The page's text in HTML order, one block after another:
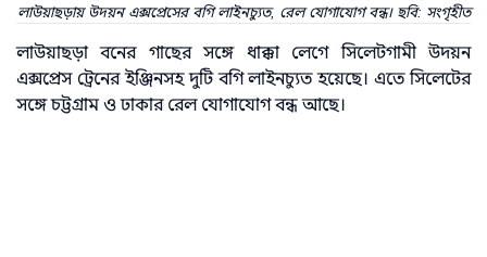
লাউয়াছড়ায় উদয়ন এক্সপ্রেসের বগি লাইনচ্যুত, রেল যোগাযোগ বন্ধ। ছবি: সংগৃহীত
লাউয়াছড়া বনের গাছের সঙ্গে ধাক্কা লেগে সিলেটগামী উদয়ন
এক্সপ্রেস ট্রেনের ইঞ্জিনসহ দুটি বগি লাইনচ্যুত হয়েছে। এতে সিলেটের
সঙ্গে চট্টগ্রাম ও ঢাকার রেল যোগাযোগ বন্ধ আছে।